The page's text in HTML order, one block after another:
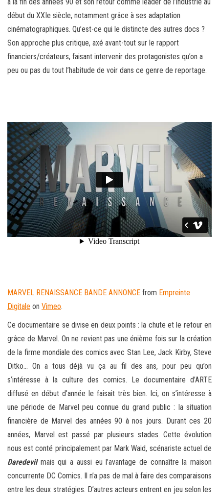
début du XXIe siècle, notamment grâce à ses adaptation
cinématographiques. Qu’est-ce qui le distincte des autres docs ?
Son approche plus critique, axé avant-tout sur le rapport
financiers/créateurs, faisant intervenir des protagonistes qu’on a
peu ou pas du tout l’habitude de voir dans ce genre de reportage.
MARVEL RENAISSANCE BANDE ANNONCE from Empreinte
Digitale on Vimeo.
Ce documentaire se divise en deux points : la chute et le retour en
grâce de Marvel. On ne revient pas une énième fois sur la création
de la firme mondiale des comics avec Stan Lee, Jack Kirby, Steve
Ditko… On a tous déjà vu ça au fil des ans, pour peu qu’on
s’intéresse à la culture des comics. Le documentaire d’ARTE
diffusé en début d’année le faisait très bien. Ici, on s’intéresse à
une période de Marvel peu connue du grand public : la situation
financière de Marvel des années 90 à nos jours. Durant ces 20
années, Marvel est passé par plusieurs stades. Cette évolution
nous est conté principalement par Mark Waid, scénariste actuel de
Daredevilmais qui a aussi eu l’avantage de connaître la maison
concurrente DC Comics. Il n’a pas de mal à faire des comparaisons
entre les deux stratégies. D’autres acteurs entrent en jeu selon les